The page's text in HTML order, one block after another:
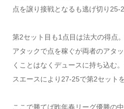
点を譲り接戦となるも逃げ切り25-
第2セット目も1点目は法大の得点
アタックで点を稼ぐが両者のアタ
くことはなくデュースに持ち込む
スエースにより27-25で第2セットを
ここで勝てば昨年春リーグ優勝の